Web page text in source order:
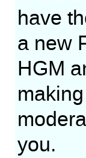
have
a new
HGM
you.